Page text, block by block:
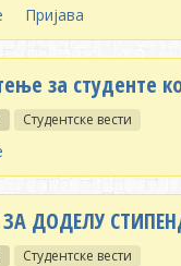
Пријава
за студенте
Студентске вести
ЗА ДОДЕЛУ
Студентске вести